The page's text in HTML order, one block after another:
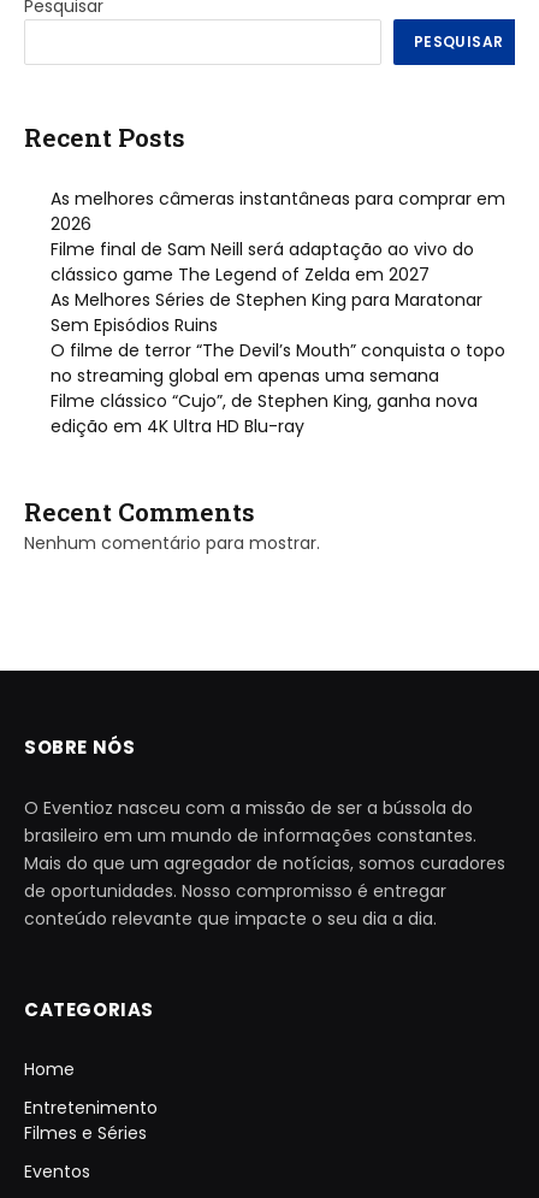
Pesquisar
PESQUISAR
Recent Posts
As melhores câmeras instantâneas para comprar em
2026
Filme final de Sam Neill será adaptação ao vivo do
clássico game The Legend of Zelda em 2027
As Melhores Séries de Stephen King para Maratonar
Sem Episódios Ruins
O filme de terror “The Devil’s Mouth” conquista o topo
no streaming global em apenas uma semana
Filme clássico “Cujo”, de Stephen King, ganha nova
edição em 4K Ultra HD Blu-ray
Recent Comments
Nenhum comentário para mostrar.
SOBRE NÓS
O Eventioz nasceu com a missão de ser a bússola do
brasileiro em um mundo de informações constantes.
Mais do que um agregador de notícias, somos curadores
de oportunidades. Nosso compromisso é entregar
conteúdo relevante que impacte o seu dia a dia.
CATEGORIAS
Home
Entretenimento
Filmes e Séries
Eventos